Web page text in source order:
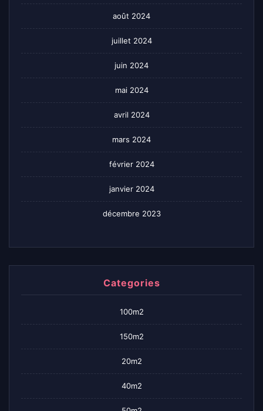
août 2024
juillet 2024
juin 2024
mai 2024
avril 2024
mars 2024
février 2024
janvier 2024
décembre 2023
Categories
100m2
150m2
20m2
40m2